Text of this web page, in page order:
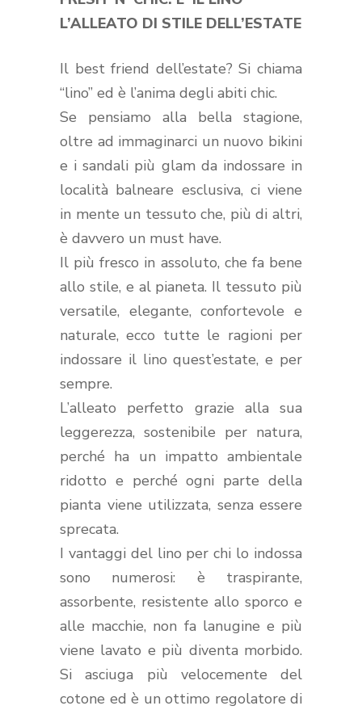
L’ALLEATO DI STILE DELL’ESTATE
Il best friend dell’estate? Si chiama
“lino” ed è l’anima degli abiti chic.
Se pensiamo alla bella stagione,
oltre ad immaginarci un nuovo bikini
e i sandali più glam da indossare in
località balneare esclusiva, ci viene
in mente un tessuto che, più di altri,
è davvero un must have.
Il più fresco in assoluto, che fa bene
allo stile, e al pianeta. Il tessuto più
versatile, elegante, confortevole e
naturale, ecco tutte le ragioni per
indossare il lino quest’estate, e per
sempre.
L’alleato perfetto grazie alla sua
leggerezza, sostenibile per natura,
perché ha un impatto ambientale
ridotto e perché ogni parte della
pianta viene utilizzata, senza essere
sprecata.
I vantaggi del lino per chi lo indossa
sono numerosi: è traspirante,
assorbente, resistente allo sporco e
alle macchie, non fa lanugine e più
viene lavato e più diventa morbido.
Si asciuga più velocemente del
cotone ed è un ottimo regolatore di